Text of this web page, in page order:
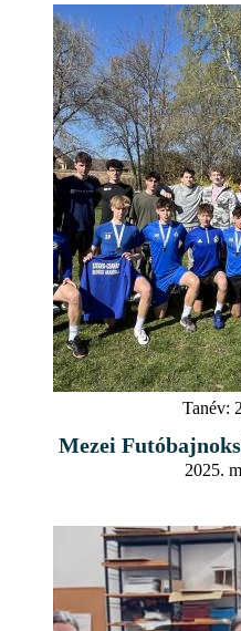
Tanév:
Mezei
2025.